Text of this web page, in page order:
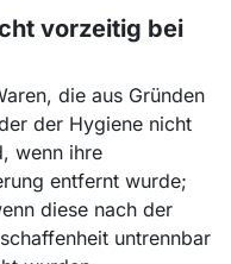
vorzeitig bei
die aus Gründen
der Hygiene nicht
wenn ihre
entfernt wurde;
diese nach der
untrennbar